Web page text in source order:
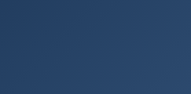
janela)janela)